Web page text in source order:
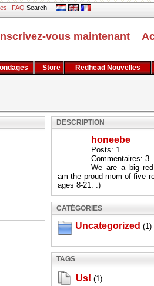
FAQ Search
vous maintenant
_Store Redhead Nouvelles
DESCRIPTION
honeebe
Posts: 1
Commentaires: 3
We are a big red
am the proud mom of five
ages 8-21. :)
CATÉGORIES
Uncategorized (1)
TAGS
Us! (1)